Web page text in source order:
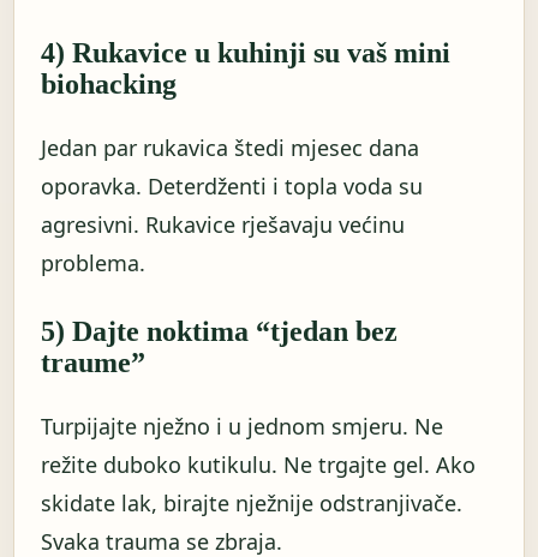
4) Rukavice u kuhinji su vaš mini
biohacking
Jedan par rukavica štedi mjesec dana
oporavka. Deterdženti i topla voda su
agresivni. Rukavice rješavaju većinu
problema.
5) Dajte noktima “tjedan bez
traume”
Turpijajte nježno i u jednom smjeru. Ne
režite duboko kutikulu. Ne trgajte gel. Ako
skidate lak, birajte nježnije odstranjivače.
Svaka trauma se zbraja.